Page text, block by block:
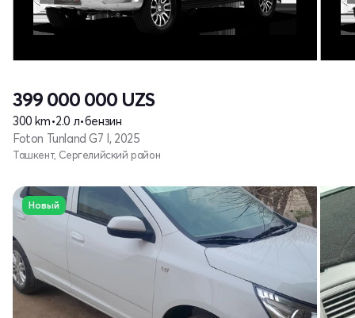
399 000 000 UZS
300 km•2.0 л•бензин
Foton Tunland G7 I, 2025
Ташкент, Сергелийский район
Новый